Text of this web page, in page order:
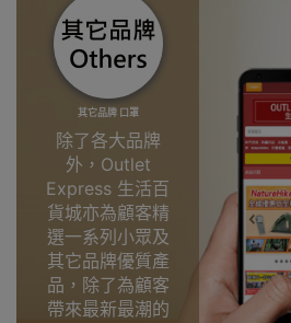
其它品牌 口罩
除了各大品牌
外，Outlet
Express 生活百
貨城亦為顧客精
選一系列小眾及
其它品牌優質產
品，除了為顧客
帶來最新最潮的